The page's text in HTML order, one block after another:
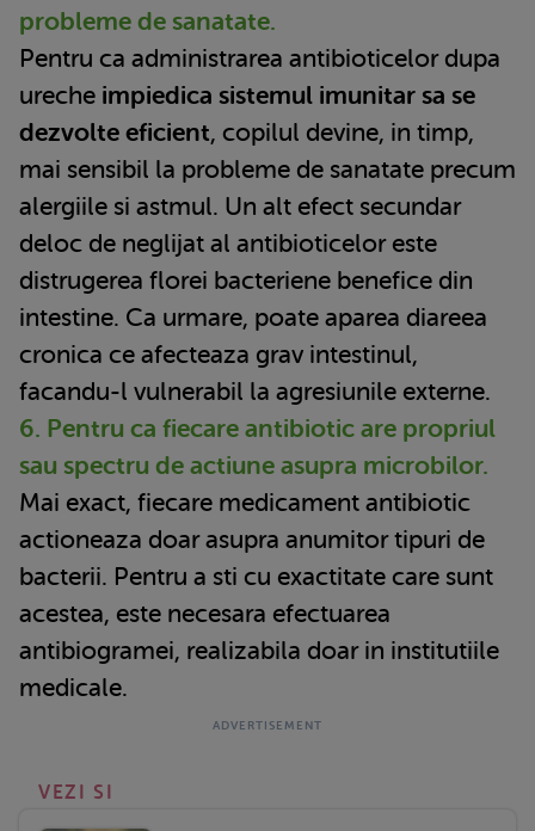
probleme de sanatate.
Pentru ca administrarea antibioticelor dupa
ureche impiedica sistemul imunitar sa se
dezvolte eficient, copilul devine, in timp,
mai sensibil la probleme de sanatate precum
alergiile si astmul. Un alt efect secundar
deloc de neglijat al antibioticelor este
distrugerea florei bacteriene benefice din
intestine. Ca urmare, poate aparea diareea
cronica ce afecteaza grav intestinul,
facandu-l vulnerabil la agresiunile externe.
6. Pentru ca fiecare antibiotic are propriul
sau spectru de actiune asupra microbilor.
Mai exact, fiecare medicament antibiotic
actioneaza doar asupra anumitor tipuri de
bacterii. Pentru a sti cu exactitate care sunt
acestea, este necesara efectuarea
antibiogramei, realizabila doar in institutiile
medicale.
VEZI SI